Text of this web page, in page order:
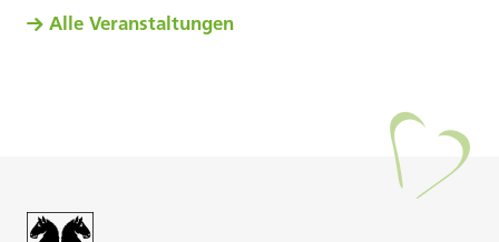
Alle Veranstaltungen